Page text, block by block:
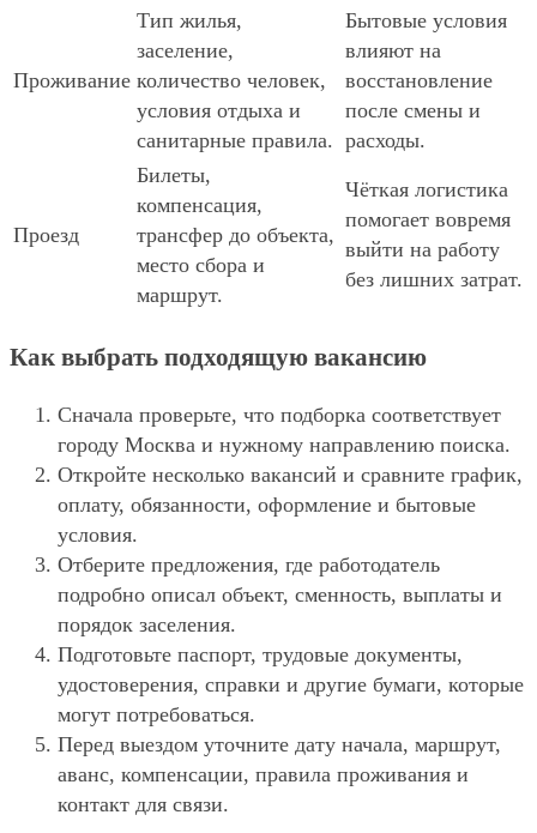
Проживание
Тип жилья,
заселение,
количество человек,
условия отдыха и
санитарные правила.
Бытовые условия
влияют на
восстановление
после смены и
расходы.
Проезд
Билеты,
компенсация,
трансфер до объекта,
место сбора и
маршрут.
Чёткая логистика
помогает вовремя
выйти на работу
без лишних затрат.
Как выбрать подходящую вакансию
Сначала проверьте, что подборка соответствует
городу Москва и нужному направлению поиска.
Откройте несколько вакансий и сравните график,
оплату, обязанности, оформление и бытовые
условия.
Отберите предложения, где работодатель
подробно описал объект, сменность, выплаты и
порядок заселения.
Подготовьте паспорт, трудовые документы,
удостоверения, справки и другие бумаги, которые
могут потребоваться.
Перед выездом уточните дату начала, маршрут,
аванс, компенсации, правила проживания и
контакт для связи.